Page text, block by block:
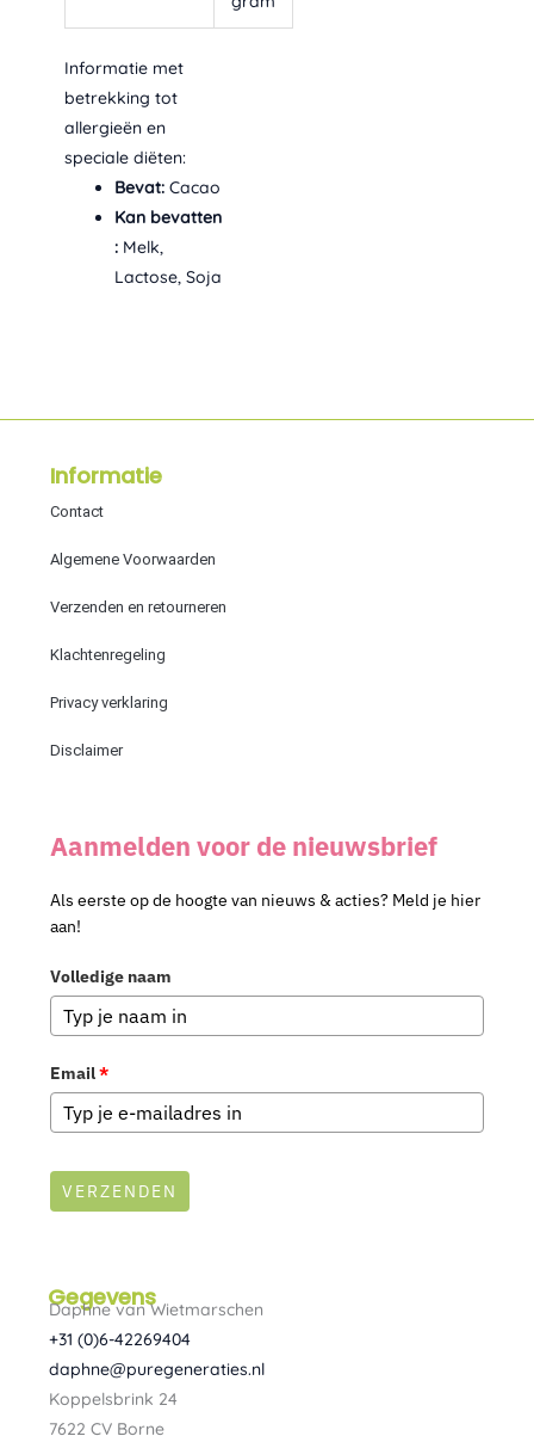
Informatie met
betrekking tot
allergieën en
speciale diëten:
Bevat: Cacao
Kan bevatten
:Melk,
Lactose, Soja
Gegevens
Daphne van Wietmarschen
+31 (0)6-42269404
daphne@puregeneraties.nl
Koppelsbrink 24
7622 CV Borne
Informatie
Contact
Algemene Voorwaarden
Verzenden en retourneren
Klachtenregeling
Privacy verklaring
Disclaimer
Aanmelden voor de nieuwsbrief
Als eerste op de hoogte van nieuws & acties? Meld je hier
aan!
Volledige naam
Email*
VERZENDEN